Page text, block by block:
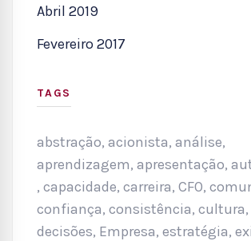
Abril 2019
Fevereiro 2017
TAGS
abstração, acionista, análise,
aprendizagem, apresentação,
, capacidade, carreira, CFO,
confiança, consistência, cultura,
decisões, Empresa, estratégia,